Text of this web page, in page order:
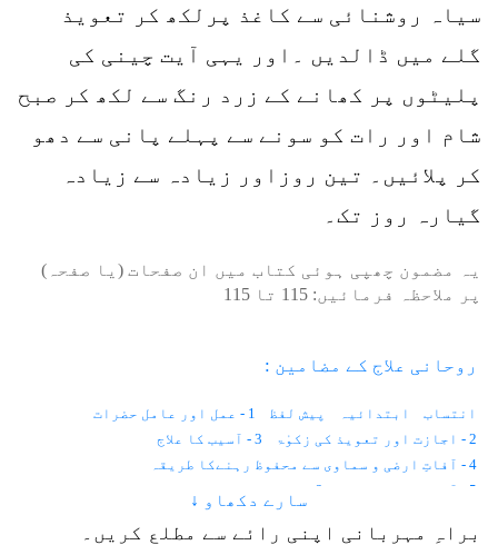
سیاہ روشنائی سے کاغذ پرلکھ کر تعویذ
گلے میں ڈالدیں ۔اور یہی آیت چینی کی
پلیٹوں پر کھانے کے زرد رنگ سے لکھ کر صبح
شام اور رات کو سونے سے پہلے پانی سے دھو
کر پلائیں۔ تین روزاور زیادہ سے زیادہ
گیارہ روز تک۔
یہ مضمون چھپی ہوئی کتاب میں ان صفحات (یا صفحہ)
پر ملاحظہ فرمائیں: 115 تا 115
روحانی علاج کے مضامین :
انتساب ابتدائیہ پیش لفظ
1 - عمل اور عامل حضرات
2 - اجازت اور تعویذ کی زکوٰۃ
3 - آسیب کا علاج
4 - آفاتِ ارضی و سماوی سے محفوظ رہنےکا طریقہ
5 - آنکھوں کے امراض
6 - موتیا اور پڑبال
10 - آنکھ کا نا سُور
11 - بھینگا پن
سارے دکھاو ↓
براہِ مہربانی اپنی رائے سے مطلع کریں۔